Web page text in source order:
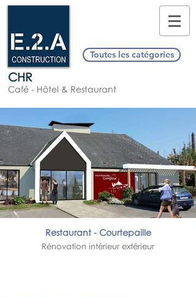
Toutes les catégories
CHR
Café - Hôtel & Restaurant
Restaurant - Courtepaille
Rénovation intérieur extérieur